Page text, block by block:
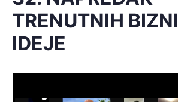
TRENUTNIH
IDEJE